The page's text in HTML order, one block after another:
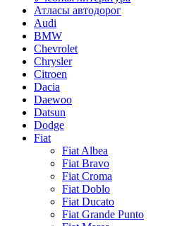
Атласы автодорог
Audi
BMW
Chevrolet
Chrysler
Citroen
Dacia
Daewoo
Datsun
Dodge
Fiat
Fiat Albea
Fiat Bravo
Fiat Croma
Fiat Doblo
Fiat Ducato
Fiat Grande Punto